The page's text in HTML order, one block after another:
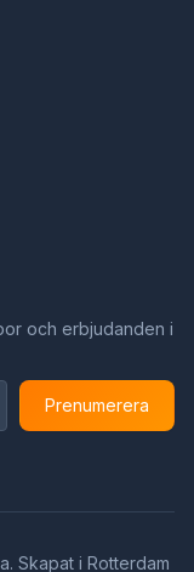
och erbjudanden i
Prenumerera
Skapat i Rotterdam